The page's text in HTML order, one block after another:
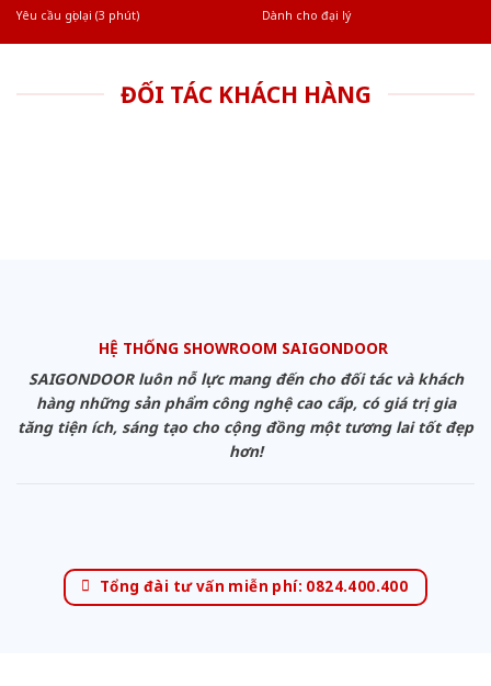
Yêu cầu gọi lại (3 phút)
Dành cho đại lý
ĐỐI TÁC KHÁCH HÀNG
HỆ THỐNG SHOWROOM SAIGONDOOR
SAIGONDOOR luôn nỗ lực mang đến cho đối tác và khách
hàng những sản phẩm công nghệ cao cấp, có giá trị gia
tăng tiện ích, sáng tạo cho cộng đồng một tương lai tốt đẹp
hơn!
Tổng đài tư vấn miễn phí: 0824.400.400